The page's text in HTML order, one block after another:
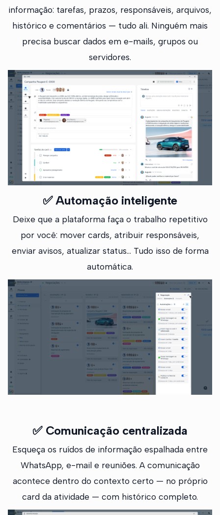
informação: tarefas, prazos, responsáveis, arquivos,
histórico e comentários — tudo ali. Ninguém mais
precisa buscar dados em e-mails, grupos ou
servidores.
✅Automação inteligente
Deixe que a plataforma faça o trabalho repetitivo
por você: mover cards, atribuir responsáveis,
enviar avisos, atualizar status… Tudo isso de forma
automática.
✅ Comunicação centralizada
Esqueça os ruídos de informação espalhada entre
WhatsApp, e-mail e reuniões. A comunicação
acontece dentro do contexto certo — no próprio
card da atividade — com histórico completo.